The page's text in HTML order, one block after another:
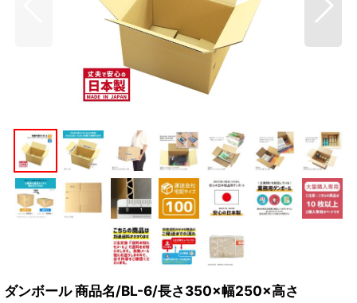
ダンボール 商品名/BL-6/長さ350×幅250×高さ